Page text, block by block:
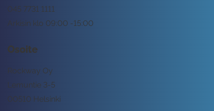
Arkisin klo 09:00 -15:00
045 7731 1111
Osoite
Rockway Oy
Lemuntie 3-5
00510 Helsinki